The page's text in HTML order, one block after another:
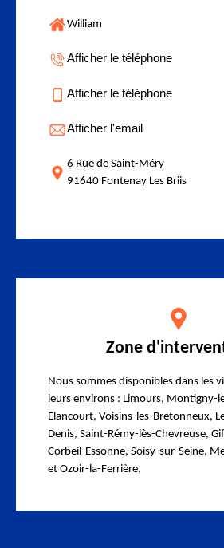
William
Afficher le téléphone
Afficher le téléphone
Afficher l'email
6 Rue de Saint-Méry
91640 Fontenay Les Briis
Zone
Nous sommes disponibles dans les
leurs environs : Limours, Montigny-
Elancourt, Voisins-les-Bretonneux,
Denis, Saint-Rémy-lès-Chevreuse,
Corbeil-Essonne, Soisy-sur-Seine,
et Ozoir-la-Ferrière.